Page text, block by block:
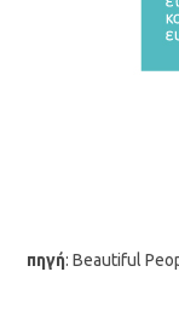
πηγή: Beautiful